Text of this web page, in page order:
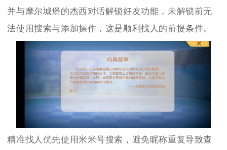
并与摩尔城堡的杰西对话解锁好友功能，未解锁前无
法使用搜索与添加操作，这是顺利找人的前提条件。
精准找人优先使用米米号搜索，避免昵称重复导致查